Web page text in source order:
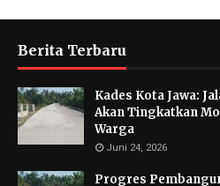
Berita Terbaru
Kades Kota Jawa:
Akan Tingkatkan
Warga
Juni 24, 2026
Progres